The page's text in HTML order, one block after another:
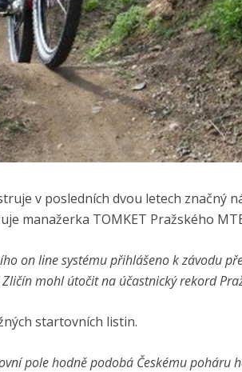
v posledních dvou letech značný
manažerka TOMKET Pražského
on line systému přihlášeno k závodu
mohl útočit na účastnický rekord
startovních listin.
pole hodně podobá Českému poháru